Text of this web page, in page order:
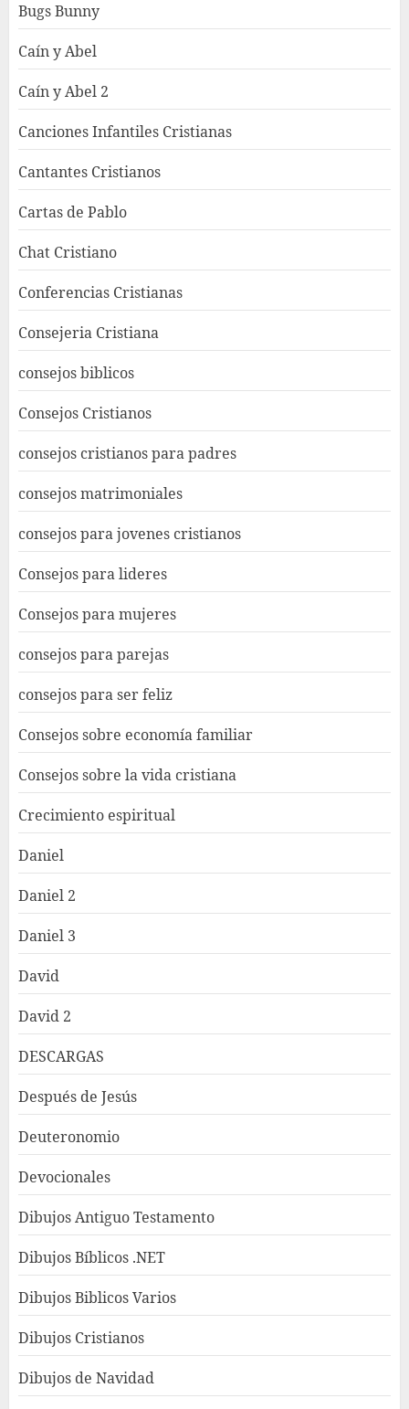
Bugs Bunny
Caín y Abel
Caín y Abel 2
Canciones Infantiles Cristianas
Cantantes Cristianos
Cartas de Pablo
Chat Cristiano
Conferencias Cristianas
Consejeria Cristiana
consejos biblicos
Consejos Cristianos
consejos cristianos para padres
consejos matrimoniales
consejos para jovenes cristianos
Consejos para lideres
Consejos para mujeres
consejos para parejas
consejos para ser feliz
Consejos sobre economía familiar
Consejos sobre la vida cristiana
Crecimiento espiritual
Daniel
Daniel 2
Daniel 3
David
David 2
DESCARGAS
Después de Jesús
Deuteronomio
Devocionales
Dibujos Antiguo Testamento
Dibujos Bíblicos .NET
Dibujos Biblicos Varios
Dibujos Cristianos
Dibujos de Navidad